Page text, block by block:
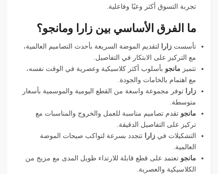
تجربة التسوق أكثر وعيًا وفاعلية.
ما الفرق الأساسي بين زارا ومانجو؟
تأسست زارا
لتقديم الموضة السريعة بأحدث التصاميم العالمية،
مع التركيز على الابتكار في التفاصيل.
تتميز مانجو بأسلوب أكثر كلاسيكية وعصرية في الوقت نفسه،
مع اهتمام بالخامات والجودة.
زارا
توفر مجموعة واسعة من القطع اليومية والموسمية بأسعار
متوسطة.
مانجو تقدم تصاميم مناسبة للعمل والخروج والمناسبات مع
تركيز على التفاصيل الدقيقة.
التشكيلات في زارا
تتجدد بسرعة لتواكب صيحات الموضة
العالمية.
مانجو تعتمد على قطع قابلة للارتداء طويل المدى مع مزيج من
الكلاسيكية والعصرية.